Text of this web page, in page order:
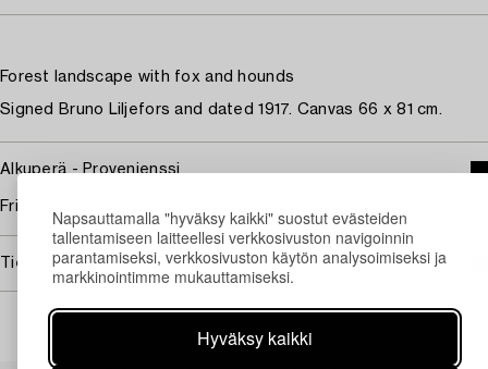
Napsauttamalla "hyväksy kaikki" suostut evästeiden
tallentamiseen laitteellesi verkkosivuston navigoinnin
parantamiseksi, verkkosivuston käytön analysoimiseksi ja
markkinointimme mukauttamiseksi.
Hyväksy kaikki
Forest landscape with fox and hounds
Signed Bruno Liljefors and dated 1917. Canvas 66 x 81 cm.
Alkuperä - Provenienssi
Fritzes Kungl. Hovbokhandel, Stockholm.
Tietoa ostamisesta